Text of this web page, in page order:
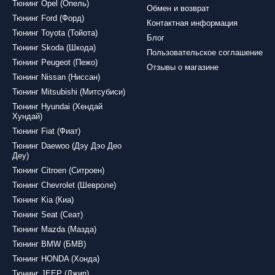
от Tuning911 - это легко. Посетите наш интернет-магазин,
доставку и высокий уровень обслуживания.
- накладки на пороги Mercedes Vito/Viano W639 от Tuning911 -
состоянии.
Тюнинг Opel (Опель)
Тюнинг Ford (Форд)
Тюнинг Toyota (Тойота)
Тюнинг Skoda (Шкода)
Тюнинг Peugeot (Пежо)
Тюнинг Nissan (Ниссан)
Тюнинг Mitsubishi (Митсубиси)
Тюнинг Hyundai (Хендай
Хундай)
Тюнинг Fiat (Фиат)
Тюнинг Daewoo (Дэу Дэо Део
Деу)
Тюнинг Citroen (Ситроен)
Тюнинг Chevrolet (Шевроле)
Тюнинг Kia (Киа)
Тюнинг Seat (Сеат)
Тюнинг Mazda (Мазда)
Тюнинг BMW (БМВ)
Тюнинг HONDA (Хонда)
Обмен и возврат
Контактная информация
Блог
Пользовательское соглашение
Отзывы о магазине